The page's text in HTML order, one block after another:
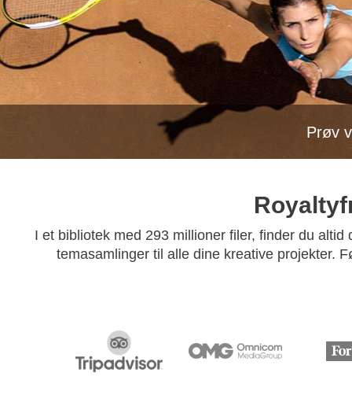
Prøv
I et bibliotek med 293 millioner filer, finder du
temasamlinger til alle dine kreative projekter.